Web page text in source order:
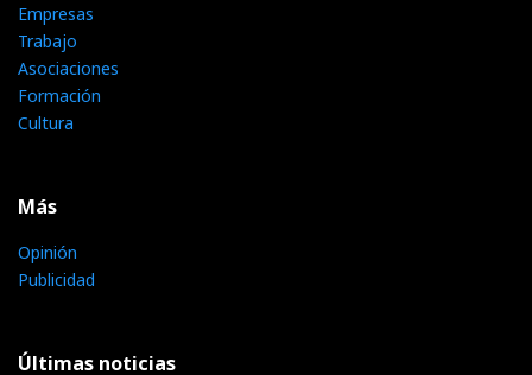
Empresas
Trabajo
Asociaciones
Formación
Cultura
Más
Opinión
Publicidad
Últimas noticias